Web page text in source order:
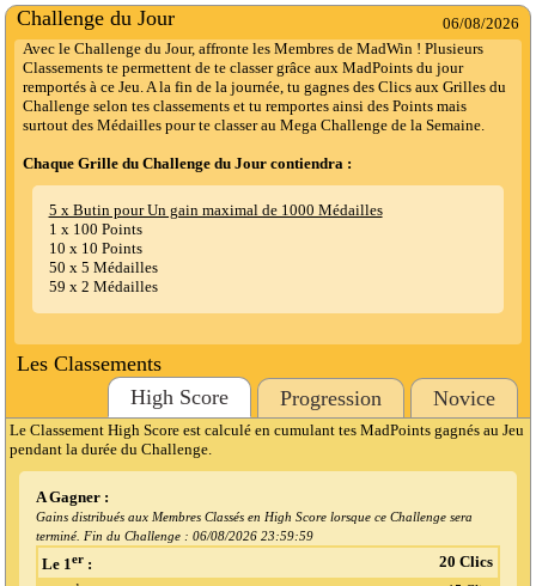
Challenge du Jour
06/08/2026
Avec le Challenge du Jour, affronte les Membres de MadWin ! Plusieurs
Classements te permettent de te classer grâce aux MadPoints du jour
remportés à ce Jeu. A la fin de la journée, tu gagnes des Clics aux Grilles du
Challenge selon tes classements et tu remportes ainsi des Points mais
surtout des Médailles pour te classer au Mega Challenge de la Semaine.
Chaque Grille du Challenge du Jour contiendra :
5 x Butin pour Un gain maximal de 1000 Médailles
1 x 100 Points
10 x 10 Points
50 x 5 Médailles
59 x 2 Médailles
Les Classements
High Score
Progression Novice
Le Classement High Score est calculé en cumulant tes MadPoints gagnés au Jeu
pendant la durée du Challenge.
A Gagner :
Gains distribués aux Membres Classés en High Score lorsque ce Challenge sera
terminé. Fin du Challenge : 06/08/2026 23:59:59
Le 1er : 20 Clics